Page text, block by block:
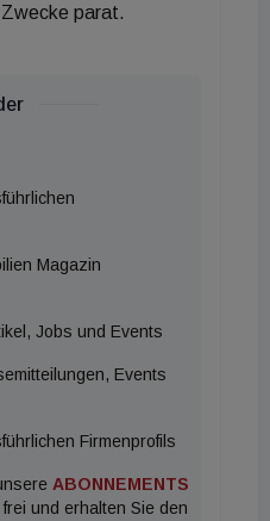
aufgefordert,
parat.
Magazin
Jobs und Events
Events
Firmenprofils
ABONNEMENTS
und erhalten Sie den